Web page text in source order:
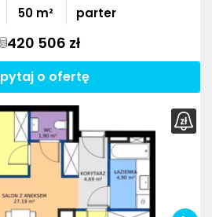
50 m²
parter
420 506 zł
o ofertę